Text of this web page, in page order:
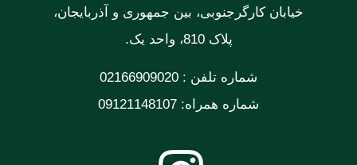
خیابان کارگرجنوبی، بین جمهوری و آذربایجان،
پلاک 810، واحد یک.
شماره تلفن : 02166909020
شماره همراه: 09121148107